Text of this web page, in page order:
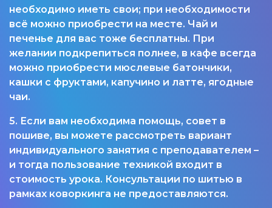
необходимо иметь свои; при необходимости
всё можно приобрести на месте. Чай и
печенье для вас тоже бесплатны. При
желании подкрепиться полнее, в кафе всегда
можно приобрести мюслевые батончики,
кашки с фруктами, капучино и латте, ягодные
чаи.
5. Если вам необходима помощь, совет в
пошиве, вы можете рассмотреть вариант
индивидуального занятия с преподавателем –
и тогда пользование техникой входит в
стоимость урока. Консультации по шитью в
рамках коворкинга не предоставляются.